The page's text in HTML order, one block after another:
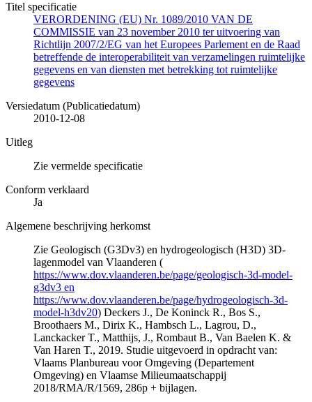
Titel specificatie
VERORDENING (EU) Nr. 1089/2010 VAN DE
COMMISSIE van 23 november 2010 ter uitvoering van
Richtlijn 2007/2/EG van het Europees Parlement en de Raad
betreffende de interoperabiliteit van verzamelingen ruimtelijke
gegevens en van diensten met betrekking tot ruimtelijke
gegevens
Versiedatum (Publicatiedatum)
2010-12-08
Uitleg
Zie vermelde specificatie
Conform verklaard
Ja
Algemene beschrijving herkomst
Zie Geologisch (G3Dv3) en hydrogeologisch (H3D) 3D-
lagenmodel van Vlaanderen (
https://www.dov.vlaanderen.be/page/geologisch-3d-model-
g3dv3 en
https://www.dov.vlaanderen.be/page/hydrogeologisch-3d-
model-h3dv20) Deckers J., De Koninck R., Bos S.,
Broothaers M., Dirix K., Hambsch L., Lagrou, D.,
Lanckacker T., Matthijs, J., Rombaut B., Van Baelen K. &
Van Haren T., 2019. Studie uitgevoerd in opdracht van:
Vlaams Planbureau voor Omgeving (Departement
Omgeving) en Vlaamse Milieumaatschappij
2018/RMA/R/1569, 286p + bijlagen.